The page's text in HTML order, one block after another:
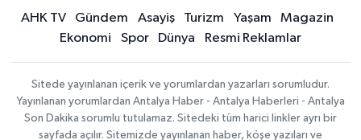
AHK TV Gündem Asayiş Turizm Yaşam
Magazin
Ekonomi
Spor Dünya Resmi Reklamlar
Sitede yayınlanan içerik ve yorumlardan yazarları sorumludur.
Yayınlanan yorumlardan Antalya Haber - Antalya Haberleri - Antalya
Son Dakika sorumlu tutulamaz. Sitedeki tüm harici linkler ayrı bir
sayfada açılır. Sitemizde yayınlanan haber, köşe yazıları ve